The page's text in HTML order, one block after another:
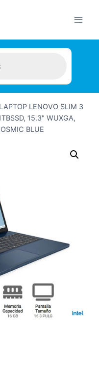
LAPTOP LENOVO SLIM 3
15.3″ WUXGA,
BLUE